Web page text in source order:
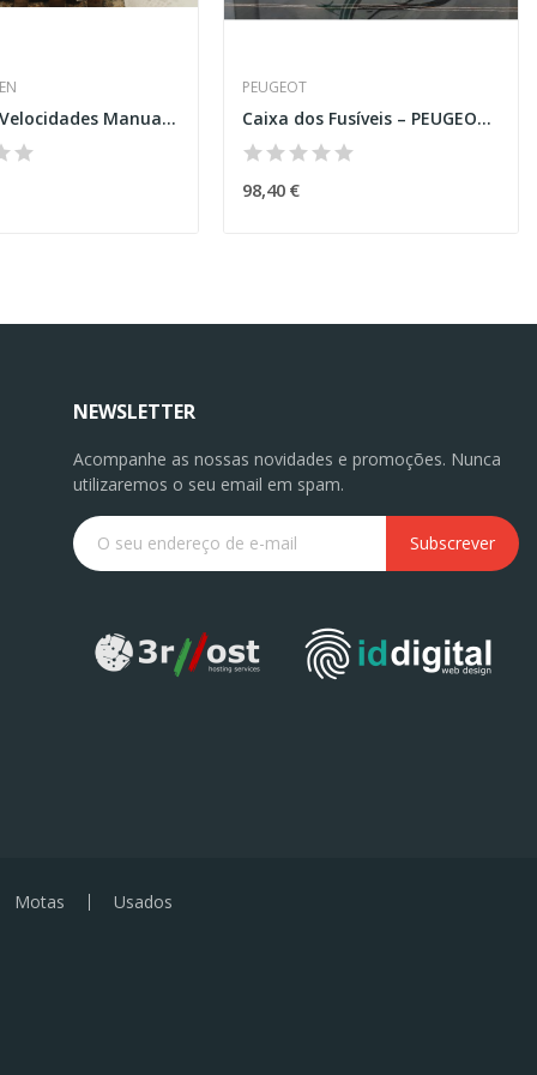
Caixa de Velocidades Manual – VOLKSWAGEN TIGUAN...
PEUGEOT
Caixa dos Fusíveis – PEUGEOT TRAVELLER...
98,40 €
NEWSLETTER
Acompanhe as nossas novidades e promoções. Nunca
utilizaremos o seu email em spam.
Subscrever
Motas Usados